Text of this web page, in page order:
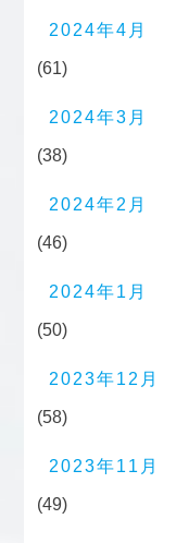
2024年4月
(61)
2024年3月
(38)
2024年2月
(46)
2024年1月
(50)
2023年12月
(58)
2023年11月
(49)